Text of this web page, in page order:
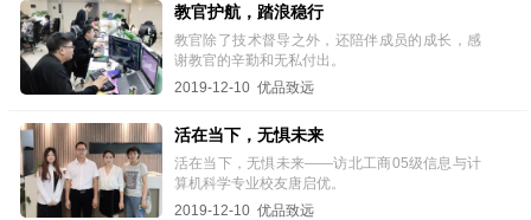
教官护航，踏浪稳行
教官除了技术督导之外，还陪伴成员的成长，感
谢教官的辛勤和无私付出。
2019-12-10 优品致远
活在当下，无惧未来
活在当下，无惧未来——访北工商05级信息与计
算机科学专业校友唐启优。
2019-12-10 优品致远